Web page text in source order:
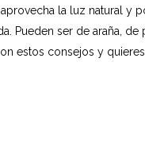
la luz natural y
Pueden ser de araña,
estos consejos y